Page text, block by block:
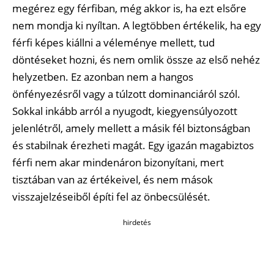
megérez egy férfiban, még akkor is, ha ezt elsőre
nem mondja ki nyíltan. A legtöbben értékelik, ha egy
férfi képes kiállni a véleménye mellett, tud
döntéseket hozni, és nem omlik össze az első nehéz
helyzetben. Ez azonban nem a hangos
önfényezésről vagy a túlzott dominanciáról szól.
Sokkal inkább arról a nyugodt, kiegyensúlyozott
jelenlétről, amely mellett a másik fél biztonságban
és stabilnak érezheti magát. Egy igazán magabiztos
férfi nem akar mindenáron bizonyítani, mert
tisztában van az értékeivel, és nem mások
visszajelzéseiből építi fel az önbecsülését.
hirdetés